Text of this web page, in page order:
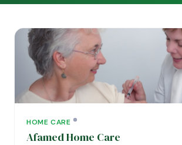
HOME CARE
Afamed Home Care